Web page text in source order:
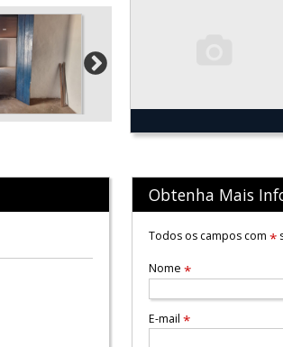
Obtenha Mais
Todos os campos com *
Nome *
E-mail *